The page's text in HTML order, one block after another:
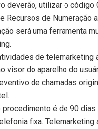
deverão, utilizar o código
Recursos de Numeração
será uma ferramenta
de telemarketing
visor do aparelho do
de chamadas
é de 90 dias
fixa. Telemarketing